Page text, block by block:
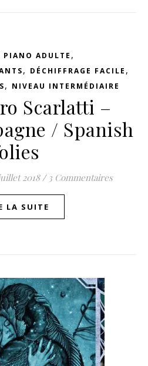
PIANO ADULTE ,
, DÉCHIFFRAGE FACILE ,
, NIVEAU INTERMÉDIAIRE
Scarlatti –
/ Spanish
2018/ 3 Commentaires
LA SUITE